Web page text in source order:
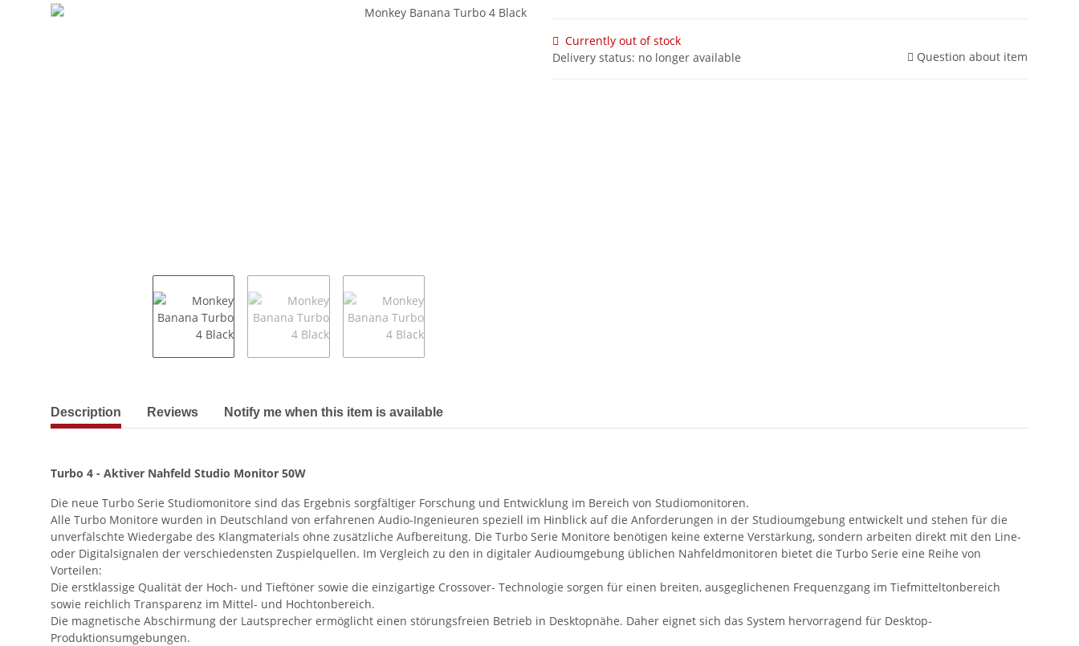
Currently out of stock
Delivery status: no longer available
Question about item
show more tabs
Description Reviews Notify me when this item is available
Turbo 4 - Aktiver Nahfeld Studio Monitor 50W
Die neue Turbo Serie Studiomonitore sind das Ergebnis sorgfältiger Forschung und Entwicklung im Bereich von Studiomonitoren.
Alle Turbo Monitore wurden in Deutschland von erfahrenen Audio-Ingenieuren speziell im Hinblick auf die Anforderungen in der Studioumgebung entwickelt und stehen für die
unverfälschte Wiedergabe des Klangmaterials ohne zusätzliche Aufbereitung. Die Turbo Serie Monitore benötigen keine externe Verstärkung, sondern arbeiten direkt mit den Line-
oder Digitalsignalen der verschiedensten Zuspielquellen. Im Vergleich zu den in digitaler Audioumgebung üblichen Nahfeldmonitoren bietet die Turbo Serie eine Reihe von
Vorteilen:
Die erstklassige Qualität der Hoch- und Tieftöner sowie die einzigartige Crossover- Technologie sorgen für einen breiten, ausgeglichenen Frequenzgang im Tiefmitteltonbereich
sowie reichlich Transparenz im Mittel- und Hochtonbereich.
Die magnetische Abschirmung der Lautsprecher ermöglicht einen störungsfreien Betrieb in Desktopnähe. Daher eignet sich das System hervorragend für Desktop-
Produktionsumgebungen.